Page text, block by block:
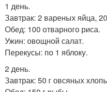
1 день.
Завтрак: 2 вареных яйца,
Обед: 100 отварного риса.
Ужин: овощной салат.
Перекусы: по 1 яблоку.
2 день.
Завтрак: 50 г овсяных